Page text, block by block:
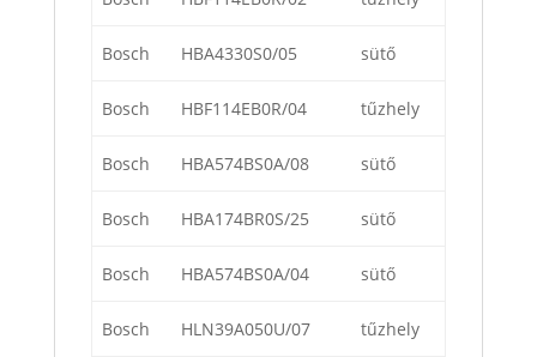
Bosch HBA4330S0/05 sütő
Bosch HBF114EB0R/04 tűzhely
Bosch HBA574BS0A/08 sütő
Bosch HBA174BR0S/25 sütő
Bosch HBA574BS0A/04 sütő
Bosch HLN39A050U/07 tűzhely